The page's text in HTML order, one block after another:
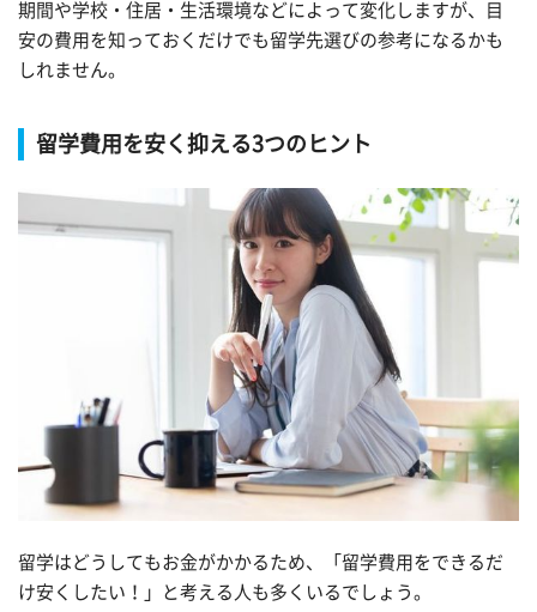
期間や学校・住居・生活環境などによって変化しますが、目
安の費用を知っておくだけでも留学先選びの参考になるかも
しれません。
留学費用を安く抑える3つのヒント
留学はどうしてもお金がかかるため、「留学費用をできるだ
け安くしたい！」と考える人も多くいるでしょう。